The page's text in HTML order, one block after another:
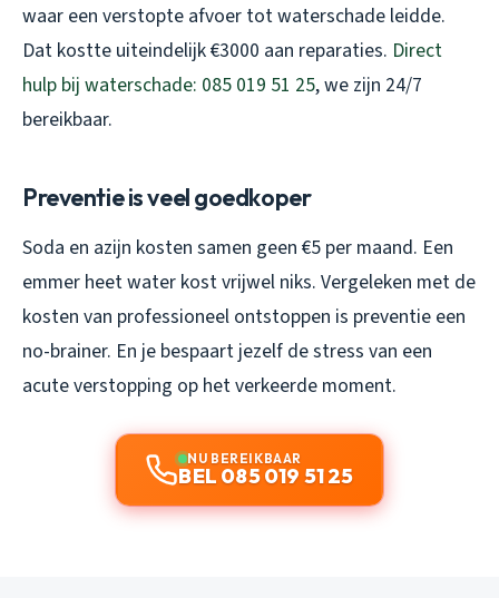
waar een verstopte afvoer tot waterschade leidde.
Dat kostte uiteindelijk €3000 aan reparaties. Direct
hulp bij waterschade: 085 019 51 25, we zijn 24/7
bereikbaar.
Preventie is veel goedkoper
Soda en azijn kosten samen geen €5 per maand. Een
emmer heet water kost vrijwel niks. Vergeleken met de
kosten van professioneel ontstoppen is preventie een
no-brainer. En je bespaart jezelf de stress van een
acute verstopping op het verkeerde moment.
NU BEREIKBAAR
BEL 085 019 51 25